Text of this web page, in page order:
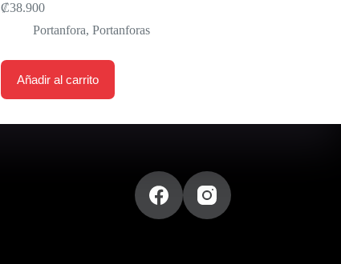
₡38.900
Portanfora, Portanforas
Añadir al carrito